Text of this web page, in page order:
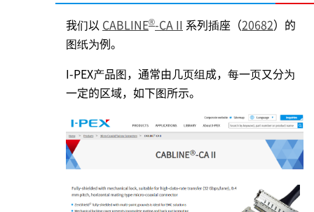
我们以 CABLINE®-CA II 系列插座（20682）的
图纸为例。
I-PEX产品图，通常由几页组成，每一页又分为
一定的区域，如下图所示。